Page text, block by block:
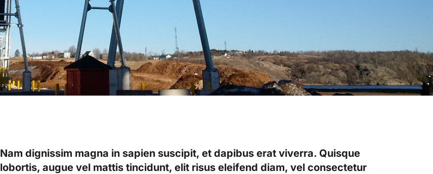
Nam dignissim magna in sapien suscipit, et dapibus erat viverra. Quisque
lobortis, augue vel mattis tincidunt, elit risus eleifend diam, vel consectetur